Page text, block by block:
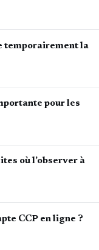
temporairement la
pour les
où l’observer à
CCP en ligne ?